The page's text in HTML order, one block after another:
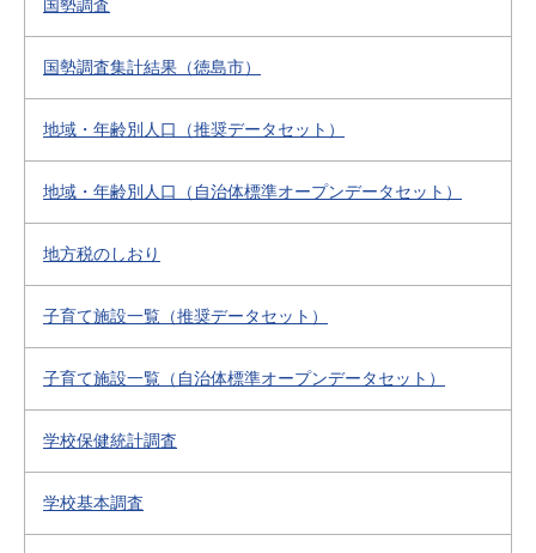
国勢調査
国勢調査集計結果（徳島市）
地域・年齢別人口（推奨データセット）
地域・年齢別人口（自治体標準オープンデータセット）
地方税のしおり
子育て施設一覧（推奨データセット）
子育て施設一覧（自治体標準オープンデータセット）
学校保健統計調査
学校基本調査